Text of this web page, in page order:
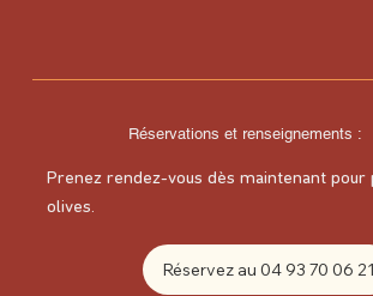
Réservations et renseignements :
Prenez rendez-vous dès maintenant pour
olives.
Réservez au 04 93 70 06 21